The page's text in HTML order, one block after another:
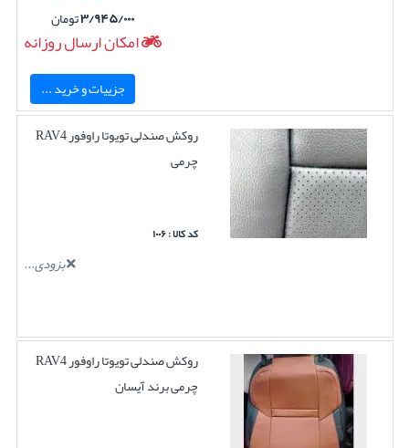
۳/۹۴۵/۰۰۰تومان
امکان ارسال روزانه
جزییات و خرید ...
روکش صندلی تویوتا راوفور RAV4
چرمی
کد کالا : ۱۰۰۶
بزودی...
روکش صندلی تویوتا راوفور RAV4
چرمی برند آیسان